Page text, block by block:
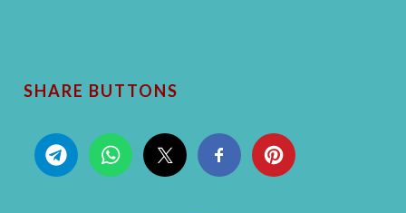
SHARE BUTTONS